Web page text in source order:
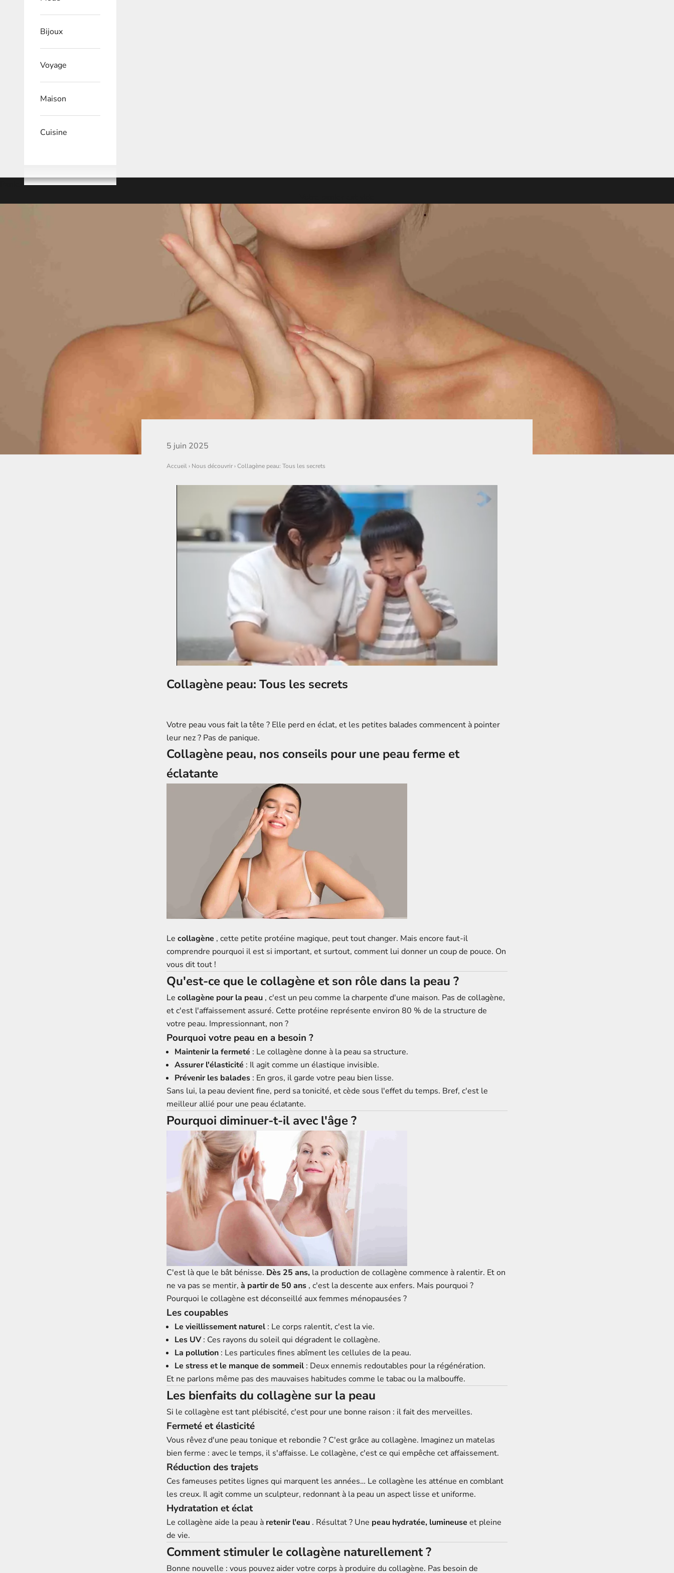
Bijoux
Voyage
Maison
Cuisine
5 juin 2025
Accueil› Nous découvrir›Collagène peau: Tous les secrets
Collagène peau: Tous les secrets
Votre peau vous fait la tête ? Elle perd en éclat, et les petites balades commencent à pointer
leur nez ? Pas de panique.
Collagène peau, nos conseils pour une peau ferme et
éclatante
Le collagène , cette petite protéine magique, peut tout changer. Mais encore faut-il
comprendre pourquoi il est si important, et surtout, comment lui donner un coup de pouce. On
vous dit tout !
Qu'est-ce que le collagène et son rôle dans la peau ?
Le collagène pour la peau , c'est un peu comme la charpente d'une maison. Pas de collagène,
et c'est l'affaissement assuré. Cette protéine représente environ 80 % de la structure de
votre peau. Impressionnant, non ?
Pourquoi votre peau en a besoin ?
Maintenir la fermeté : Le collagène donne à la peau sa structure.
Assurer l'élasticité : Il agit comme un élastique invisible.
Prévenir les balades : En gros, il garde votre peau bien lisse.
Sans lui, la peau devient fine, perd sa tonicité, et cède sous l'effet du temps. Bref, c'est le
meilleur allié pour une peau éclatante.
Pourquoi diminuer-t-il avec l'âge ?
C'est là que le bât bénisse. Dès 25 ans, la production de collagène commence à ralentir. Et on
ne va pas se mentir, à partir de 50 ans , c'est la descente aux enfers. Mais pourquoi ?
Pourquoi le collagène est déconseillé aux femmes ménopausées ?
Les coupables
Le vieillissement naturel : Le corps ralentit, c'est la vie.
Les UV: Ces rayons du soleil qui dégradent le collagène.
La pollution : Les particules fines abîment les cellules de la peau.
Le stress et le manque de sommeil : Deux ennemis redoutables pour la régénération.
Et ne parlons même pas des mauvaises habitudes comme le tabac ou la malbouffe.
Les bienfaits du collagène sur la peau
Si le collagène est tant plébiscité, c'est pour une bonne raison : il fait des merveilles.
Fermeté et élasticité
Vous rêvez d'une peau tonique et rebondie ? C'est grâce au collagène. Imaginez un matelas
bien ferme : avec le temps, il s'affaisse. Le collagène, c'est ce qui empêche cet affaissement.
Réduction des trajets
Ces fameuses petites lignes qui marquent les années… Le collagène les atténue en comblant
les creux. Il agit comme un sculpteur, redonnant à la peau un aspect lisse et uniforme.
Hydratation et éclat
Le collagène aide la peau à retenir l'eau . Résultat ? Une peau hydratée, lumineuse et pleine
de vie.
Comment stimuler le collagène naturellement ?
Bonne nouvelle : vous pouvez aider votre corps à produire du collagène. Pas besoin de